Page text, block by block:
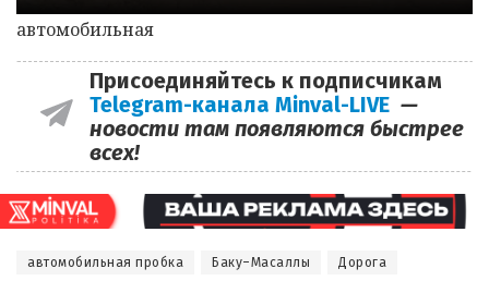
автомобильная
Присоединяйтесь к подписчикам
Telegram-канала Minval-LIVE —
новости там появляются быстрее
всех!
автомобильная пробка Баку–Масаллы Дорога